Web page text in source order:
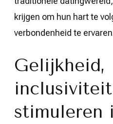
krijgen om hun hart te
verbondenheid te
Gelijkheid,
stimuleren